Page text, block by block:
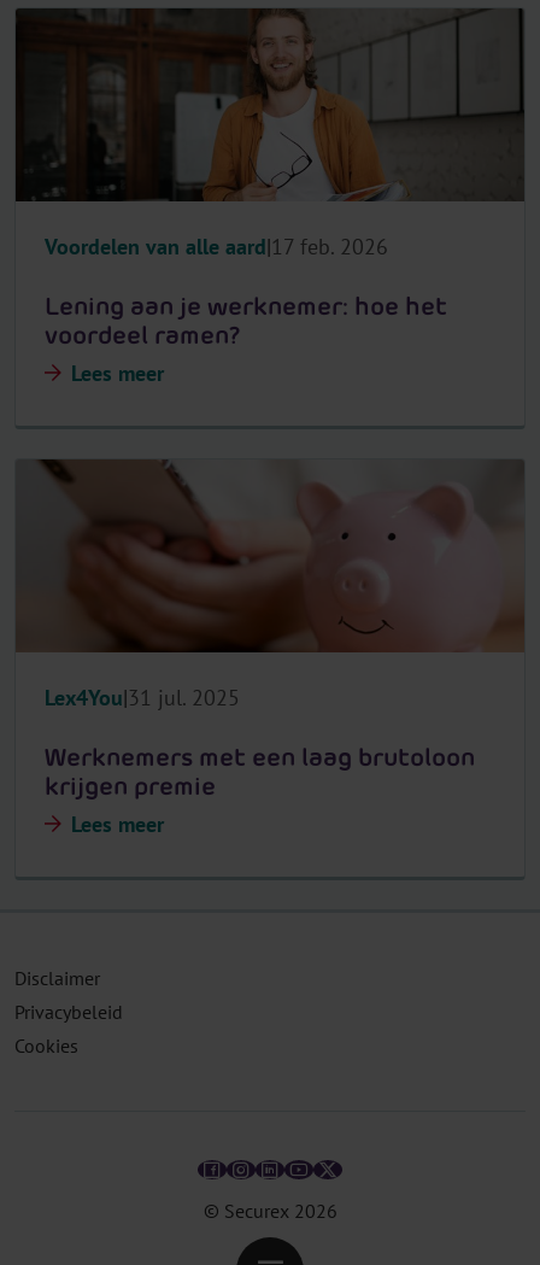
Voordelen van alle aard 17 feb. 2026
Lening aan je werknemer: hoe het
voordeel ramen?
Lees meer
Lex4You 31 jul. 2025
Werknemers met een laag brutoloon
krijgen premie
Lees meer
© Securex 2026
Disclaimer
Privacybeleid
Cookies